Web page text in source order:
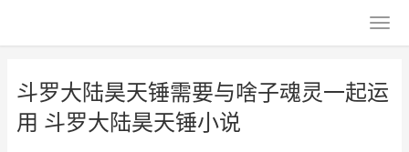
斗罗大陆昊天锤需要与啥子魂灵一起运
用 斗罗大陆昊天锤小说